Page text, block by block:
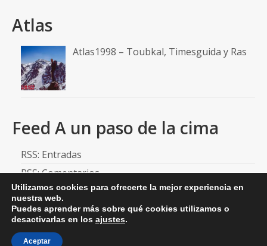
Atlas
Atlas1998 – Toubkal, Timesguida y Ras
Feed A un paso de la cima
RSS: Entradas
RSS: Comentarios
© 2026 aunpasodelacima
Utilizamos cookies para ofrecerte la mejor experiencia en
nuestra web.
Puedes aprender más sobre qué cookies utilizamos o
desactivarlas en los ajustes.
Aceptar